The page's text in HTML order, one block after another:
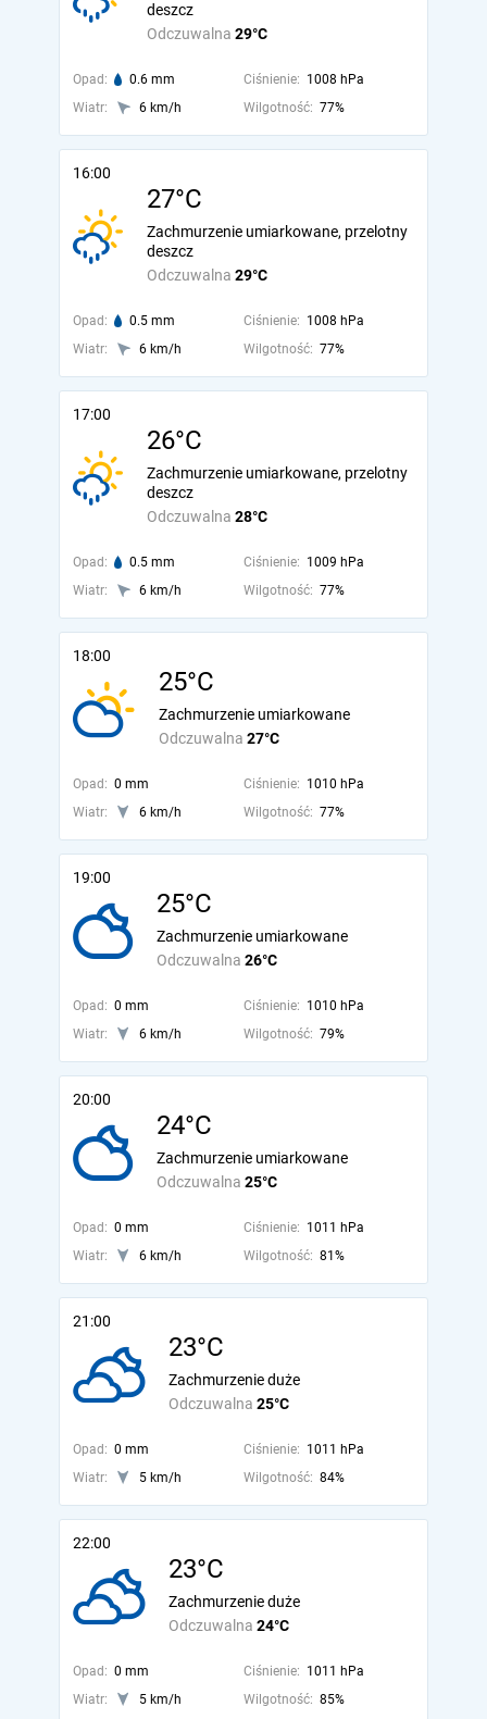
Odczuwalna 29°C
deszcz
Opad: 0.6 mm Ciśnienie: 1008 hPa
Wiatr:
6 km/h Wilgotność: 77%
16:00
27°C
Odczuwalna 29°C
Zachmurzenie umiarkowane, przelotny
deszcz
Opad: 0.5 mm Ciśnienie: 1008 hPa
Wiatr:
6 km/h Wilgotność: 77%
17:00
26°C
Odczuwalna 28°C
Zachmurzenie umiarkowane, przelotny
deszcz
Opad: 0.5 mm Ciśnienie: 1009 hPa
Wiatr:
6 km/h Wilgotność: 77%
18:00
25°C
Odczuwalna 27°C
Zachmurzenie umiarkowane
Opad: 0 mm Ciśnienie: 1010 hPa
Wiatr:
6 km/h Wilgotność: 77%
19:00
25°C
Odczuwalna 26°C
Zachmurzenie umiarkowane
Opad: 0 mm Ciśnienie: 1010 hPa
Wiatr:
6 km/h Wilgotność: 79%
20:00
24°C
Odczuwalna 25°C
Zachmurzenie umiarkowane
Opad: 0 mm Ciśnienie: 1011 hPa
Wiatr:
6 km/h Wilgotność: 81%
21:00
23°C
Odczuwalna 25°C
Zachmurzenie duże
Opad: 0 mm Ciśnienie: 1011 hPa
Wiatr:
5 km/h Wilgotność: 84%
22:00
23°C
Odczuwalna 24°C
Zachmurzenie duże
Opad: 0 mm Ciśnienie: 1011 hPa
Wiatr:
5 km/h Wilgotność: 85%